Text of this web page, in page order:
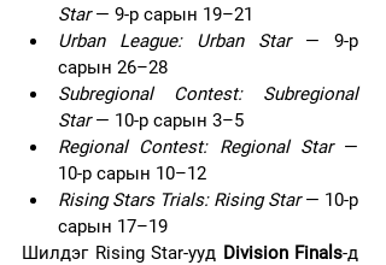
Star — 9-р сарын 19–21
Urban League: Urban Star — 9-р
сарын 26–28
Subregional Contest: Subregional
Star — 10-р сарын 3–5
Regional Contest: Regional Star —
10-р сарын 10–12
Rising Stars Trials: Rising Star — 10-р
сарын 17–19
Шилдэг Rising Star-ууд Division Finals-д